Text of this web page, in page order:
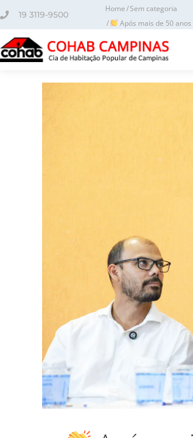
conteúdo
19 3119-9500
Home Sem categoria
Após mais de 50